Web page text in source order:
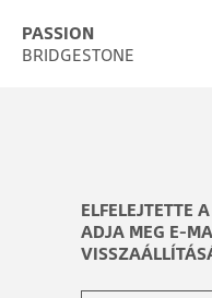
PASSION
BRIDGESTONE
ELFELEJTETTE
ADJA MEG E-